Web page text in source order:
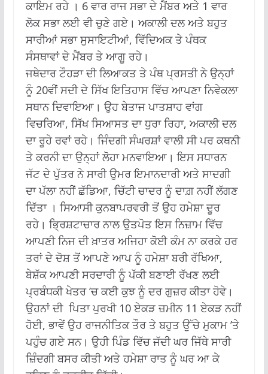
ਕਾਇਮ ਰਹੇ । 6 ਵਾਰ ਰਾਜ ਸਭਾ ਦੇ ਮੈਂਬਰ ਅਤੇ 1 ਵਾਰ
ਲੋਕ ਸਭਾ ਲਈ ਵੀ ਚੁਣੇ ਗਏ। ਅਕਾਲੀ ਦਲ ਅਤੇ ਬਹੁਤ
ਸਾਰੀਆਂ ਸਭਾ ਸੁਸਾਇਟੀਆਂ, ਵਿੱਦਿਅਕ ਤੇ ਪੰਥਕ
ਸੰਸਥਾਵਾਂ ਦੇ ਮੈਂਬਰ ਤੇ ਆਗੂ ਰਹੇ।
ਜਥੇਦਾਰ ਟੌਹੜਾ ਦੀ ਲਿਆਕਤ ਤੇ ਪੰਥ ਪ੍ਰਸਤੀ ਨੇ ਉਨ੍ਹਾਂ
ਨੂੰ 20ਵੀਂ ਸਦੀ ਦੇ ਸਿੱਖ ਇਤਿਹਾਸ ਵਿੱਚ ਆਪਣਾ ਨਿਵੇਕਲਾ
ਸਥਾਨ ਦਿਵਾਇਆ। ਉਹ ਬੇਤਾਜ ਪਾਤਸ਼ਾਹ ਵਾਂਗ
ਵਿਚਰਿਆ, ਸਿੱਖ ਸਿਆਸਤ ਦਾ ਧੁਰਾ ਰਿਹਾ, ਅਕਾਲੀ ਦਲ
ਦਾ ਰੂਹੇ ਰਵਾਂ ਰਹੇ। ਜਿੰਦਗੀ ਸੰਘਰਸ਼ਾਂ ਵਾਲੀ ਸੀ ਪਰ ਕਥਨੀ
ਤੇ ਕਰਨੀ ਦਾ ਉਨ੍ਹਾਂ ਲੋਹਾ ਮਨਵਾਇਆ। ਇਸ ਸਧਾਰਨ
ਜੱਟ ਦੇ ਪੁੱਤਰ ਨੇ ਸਾਰੀ ਉਮਰ ਇਮਾਨਦਾਰੀ ਅਤੇ ਸਾਦਗੀ
ਦਾ ਪੱਲਾ ਨਹੀਂ ਛੱਡਿਆ, ਚਿੱਟੀ ਚਾਦਰ ਨੂੰ ਦਾਗ਼ ਨਹੀਂ ਲੱਗਣ
ਦਿੱਤਾ । ਸਿਆਸੀ ਕੁਨਬਾਪਰਵਰੀ ਤੋਂ ਉਹ ਹਮੇਸ਼ਾ ਦੂਰ
ਰਹੇ। ਭ੍ਰਿਸ਼ਟਾਚਾਰ ਨਾਲ ਉਤਪੋਤ ਇਸ ਨਿਜ਼ਾਮ ਵਿੱਚ
ਆਪਣੀ ਨਿਜ ਦੀ ਖ਼ਾਤਰ ਅਜਿਹਾ ਕੋਈ ਕੰਮ ਨਾ ਕਰਕੇ ਹਰ
ਤਰਾਂ ਦੇ ਦੋਸ਼ ਤੋਂ ਆਪਣੇ ਆਪ ਨੂੰ ਹਮੇਸ਼ਾ ਬਰੀ ਰੱਖਿਆ,
ਬੇਸ਼ੱਕ ਆਪਣੀ ਸਰਦਾਰੀ ਨੂੰ ਪੱਕੀ ਬਣਾਈ ਰੱਖਣ ਲਈ
ਪ੍ਰਬੰਧਕੀ ਖੇਤਰ ’ਚ ਕਈ ਕੁਝ ਨੂੰ ਦਰ ਗੁਜ਼ਰ ਕੀਤਾ ਹੋਵੇ।
ਉਹਨਾਂ ਦੀ ਪਿਤਾ ਪੁਰਖੀ 10 ਏਕੜ ਜ਼ਮੀਨ 11 ਏਕੜ ਨਹੀਂ
ਹੋਈ, ਭਾਵੇਂ ਉਹ ਰਾਜਨੀਤਿਕ ਤੌਰ ਤੇ ਬਹੁਤ ਉੱਚੇ ਮੁਕਾਮ ’ਤੇ
ਪਹੁੰਚ ਗਏ ਸਨ। ਉਹੀ ਪਿੰਡ ਵਿੱਚ ਜੱਦੀ ਘਰ ਜਿੱਥੇ ਸਾਰੀ
ਜ਼ਿੰਦਗੀ ਬਸਰ ਕੀਤੀ ਅਤੇ ਹਮੇਸ਼ਾ ਰਾਤ ਨੂੰ ਘਰ ਆ ਕੇ